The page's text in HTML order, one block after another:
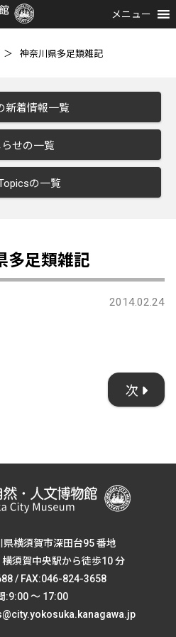
メニュー
＞ 神奈川県多足類雑記
新着情報一覧
せの一覧
の一覧
多足類雑記
2014.02.24
次
横須賀市深田台95 番地
須賀中央駅から徒歩10 分
/ FAX:046-824-3658
:9:00 ～ 17:00